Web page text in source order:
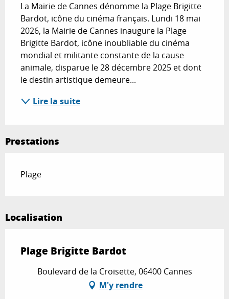
La Mairie de Cannes dénomme la Plage Brigitte
Bardot, icône du cinéma français. Lundi 18 mai
2026, la Mairie de Cannes inaugure la Plage
Brigitte Bardot, icône inoubliable du cinéma
mondial et militante constante de la cause
animale, disparue le 28 décembre 2025 et dont
le destin artistique demeure...
Lire la suite
Prestations
Plage
Localisation
Plage Brigitte Bardot
Boulevard de la Croisette, 06400 Cannes
M'y rendre